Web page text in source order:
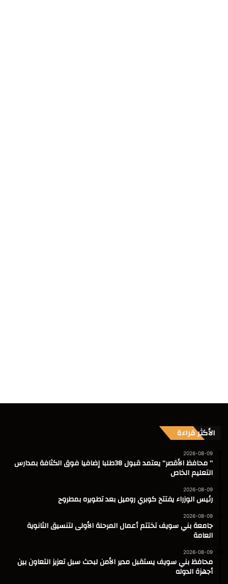
الأكثر قراءة
2026-08-09
” محافظ الأقصر” يعتمد قبول 38طلبا إضافيا فوق الكثافة بمدارس
التعليم الخاص
2026-08-09
رئيس الوزراء يفتتح كوبري روميل بعد تطويره بمطروح
2026-08-09
جامعة بني سويف تختتم أعمال المرحلة الأولى لتنسيق الثانوية
العامة
2026-08-09
محافظ بني سويف يستقبل مدير الأمن لبحث سبل تعزيز التعاون بين
أجهزة الدوله